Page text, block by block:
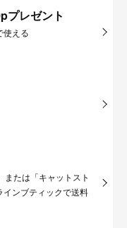
プレゼント
使える
たは「キャットスト
インブティックで送料